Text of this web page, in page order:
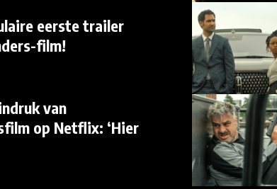
eerste trailer
film!
van
op Netflix: ‘Hier